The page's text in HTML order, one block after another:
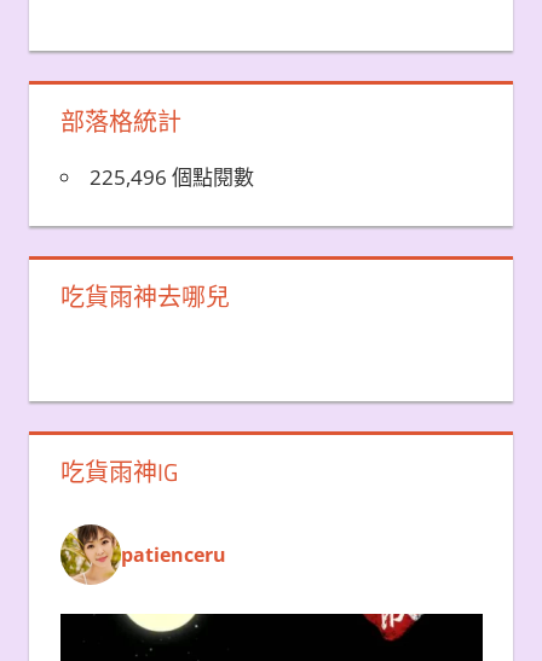
部落格統計
225,496 個點閱數
吃貨雨神去哪兒
吃貨雨神IG
patienceru